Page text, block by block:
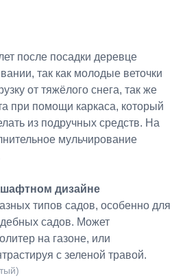
после посадки деревце
так как молодые веточки
от тяжёлого снега, так же
при помощи каркаса, который
из подручных средств. На
мульчирование
дизайне
типов садов, особенно для
садов. Может
на газоне, или
с зеленой травой.